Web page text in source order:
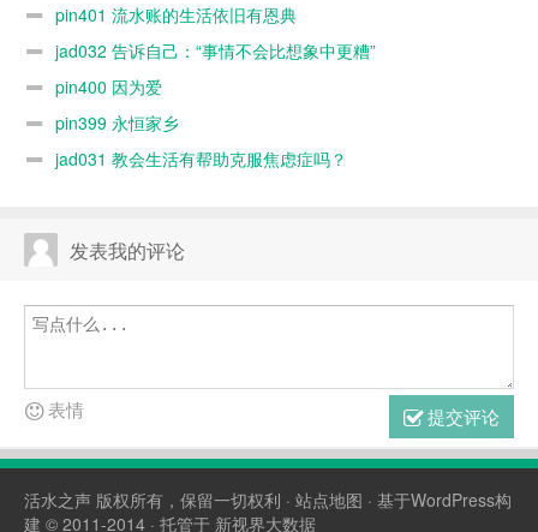
pin401 流水账的生活依旧有恩典
jad032 告诉自己：“事情不会比想象中更糟”
pin400 因为爱
pin399 永恒家乡
jad031 教会生活有帮助克服焦虑症吗？
发表我的评论
提交评论
表情
活水之声 版权所有，保留一切权利 · 站点地图 · 基于WordPress构
建 © 2011-2014 · 托管于 新视界大数据